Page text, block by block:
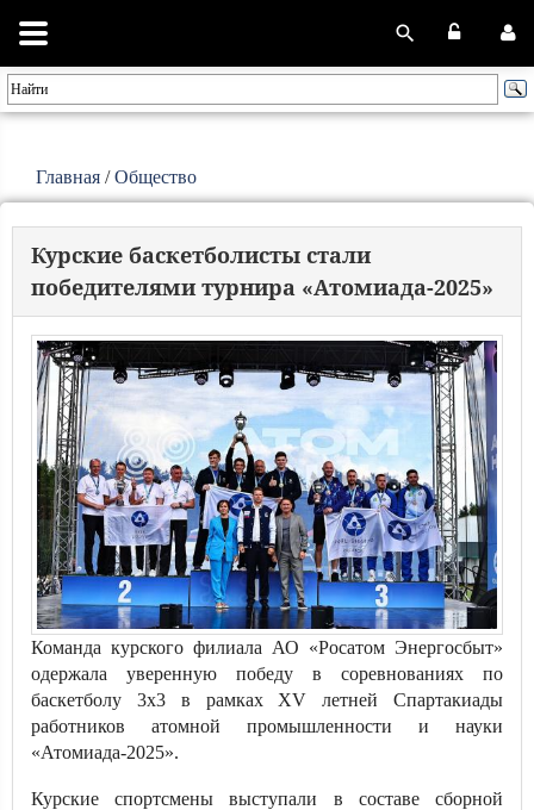
Главная /Общество
Курские баскетболисты стали
победителями турнира «Атомиада-2025»
Команда курского филиала АО «Росатом Энергосбыт»
одержала уверенную победу в соревнованиях по
баскетболу 3х3 в рамках XV летней Спартакиады
работников атомной промышленности и науки
«Атомиада-2025».
Курские спортсмены выступали в составе сборной